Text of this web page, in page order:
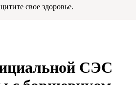
свое здоровье.
СЭС